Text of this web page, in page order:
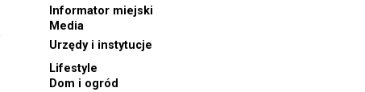
Informator miejski
Media
Urzędy i instytucje
Lifestyle
Dom i ogród